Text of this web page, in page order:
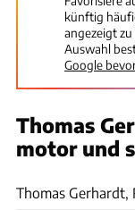
künftig
angezeigt
Auswahl
Google
Thomas
motor und
Thomas